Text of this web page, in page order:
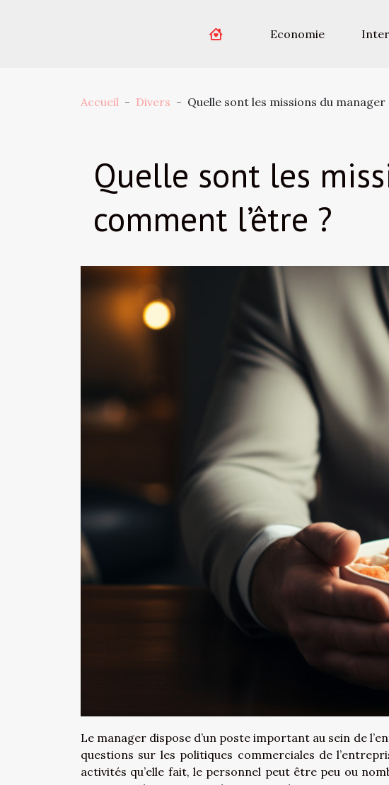
Economie
Accueil Divers Quelle sont les missions du
Quelle sont les
comment l’être ?
Le manager dispose d’un poste important au sein de
questions sur les politiques commerciales de
activités qu’elle fait, le personnel peut être peu ou